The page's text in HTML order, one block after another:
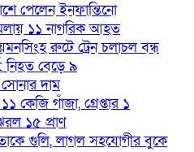
পেলেন ইনফান্তিনো
১১ নাগরিক আহত
রুটে ট্রেন চলাচল বন্ধ
নিহত বেড়ে ৯
দাম
কেজি গাঁজা, গ্রেপ্তার ১
১৫ প্রাণ
গুলি, লাগল সহযোগীর বুকে